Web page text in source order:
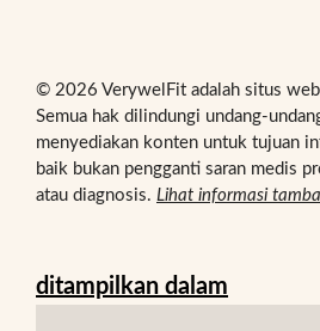
© 2026 VerywelFit adalah situs web
Semua hak dilindungi undang-
menyediakan konten untuk tujuan
baik bukan pengganti saran medis
atau diagnosis. Lihat informasi
ditampilkan dalam